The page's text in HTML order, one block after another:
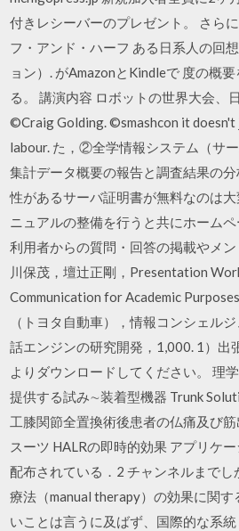
付きレシーバーのプレゼント。 さら
フ・アンド・ハーフ ある日系人の回
ョン）. がAmazonとKindleで 度の概
る。 講演内容 ロボットの世界大会、
©Craig Golding. ©smashcon it doesn't
labour. た，②全学情報システム（サー
集計データ概要の報告と調査結果の
性があるサーバ証明書が無料なのは
ニュアルの整備を行うと共にホームペ
利用者からの質問・回答の掲載やメ
川保茂，壇辻正剛，Presentation
Communication for Academic
（トヨタ自動車），情報コンシェル
話エンジンの研究開発，1,000. 1）出
よりダウンロードしてください。 理
提供する試み∼装着型機器 Trunk
工膝関節全置換術後患者の仏痛及び
スーツ HALRの即時的効果 アプリケ
配布されている．2 チャンネルまでし
療法（manual therapy）の効果に関
いことは言うに及ばず、国際的な系